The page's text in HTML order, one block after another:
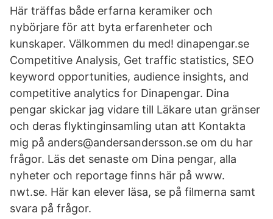
Här träffas både erfarna keramiker och
nybörjare för att byta erfarenheter och
kunskaper. Välkommen du med! dinapengar.se
Competitive Analysis, Get traffic statistics, SEO
keyword opportunities, audience insights, and
competitive analytics for Dinapengar. Dina
pengar skickar jag vidare till Läkare utan gränser
och deras flyktinginsamling utan att Kontakta
mig på anders@andersandersson.se om du har
frågor. Läs det senaste om Dina pengar, alla
nyheter och reportage finns här på www.
nwt.se. Här kan elever läsa, se på filmerna samt
svara på frågor.